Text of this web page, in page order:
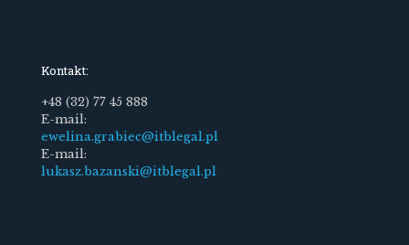
Kontakt:
+48 (32) 77 45 888
E-mail:
ewelina.grabiec@itblegal.pl
E-mail:
lukasz.bazanski@itblegal.pl